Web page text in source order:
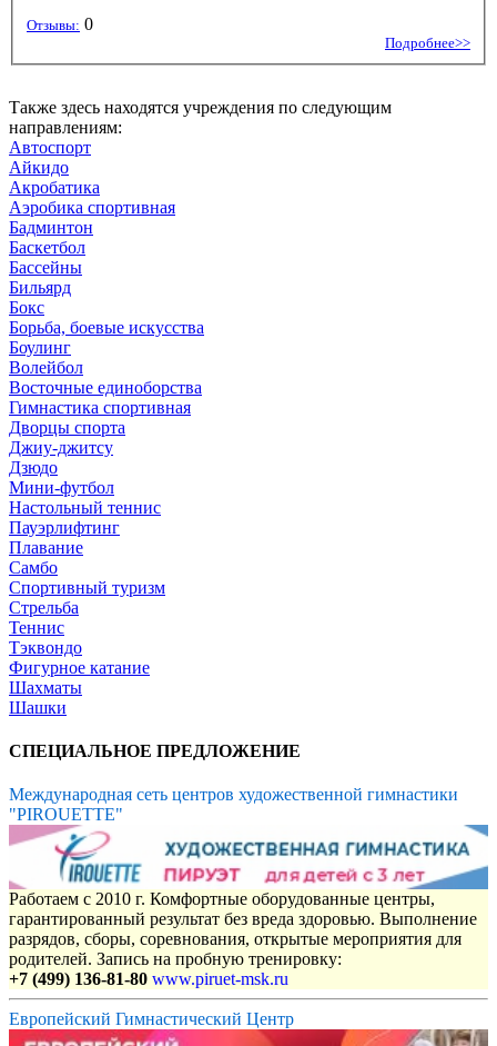
Отзывы: 0
Подробнее>>
Также здесь находятся учреждения по следующим
направлениям:
Автоспорт
Айкидо
Акробатика
Аэробика спортивная
Бадминтон
Баскетбол
Бассейны
Бильярд
Бокс
Борьба, боевые искусства
Боулинг
Волейбол
Восточные единоборства
Гимнастика спортивная
Дворцы спорта
Джиу-джитсу
Дзюдо
Мини-футбол
Настольный теннис
Пауэрлифтинг
Плавание
Самбо
Спортивный туризм
Стрельба
Теннис
Тэквондо
Фигурное катание
Шахматы
Шашки
СПЕЦИАЛЬНОЕ ПРЕДЛОЖЕНИЕ
Международная сеть центров художественной гимнастики
"PIROUETTE"
Работаем с 2010 г. Комфортные оборудованные центры,
гарантированный результат без вреда здоровью. Выполнение
разрядов, сборы, соревнования, открытые мероприятия для
родителей. Запись на пробную тренировку:
+7 (499) 136-81-80 www.piruet-msk.ru
Европейский Гимнастический Центр